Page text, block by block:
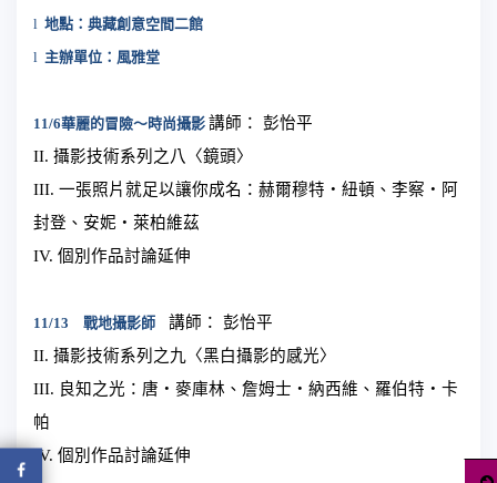
l 地點：典藏創意空間二館
l 主辦單位：風雅堂
11/6華麗的冒險～時尚攝影 講師： 彭怡平
II. 攝影技術系列之八〈鏡頭〉
III. 一張照片就足以讓你成名：赫爾穆特‧紐頓、李察‧阿
封登、安妮‧萊柏維茲
IV. 個別作品討論延伸
11/13 戰地攝影師
講師： 彭怡平
II. 攝影技術系列之九〈黑白攝影的感光〉
III. 良知之光：唐‧麥庫林、詹姆士‧納西維、羅伯特‧卡
帕
IV. 個別作品討論延伸